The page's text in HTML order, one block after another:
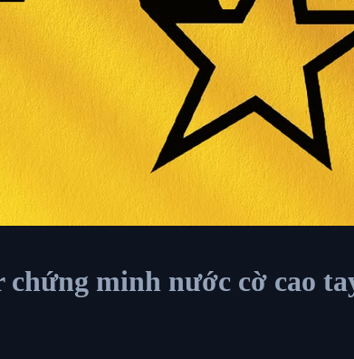
minh nước cờ cao